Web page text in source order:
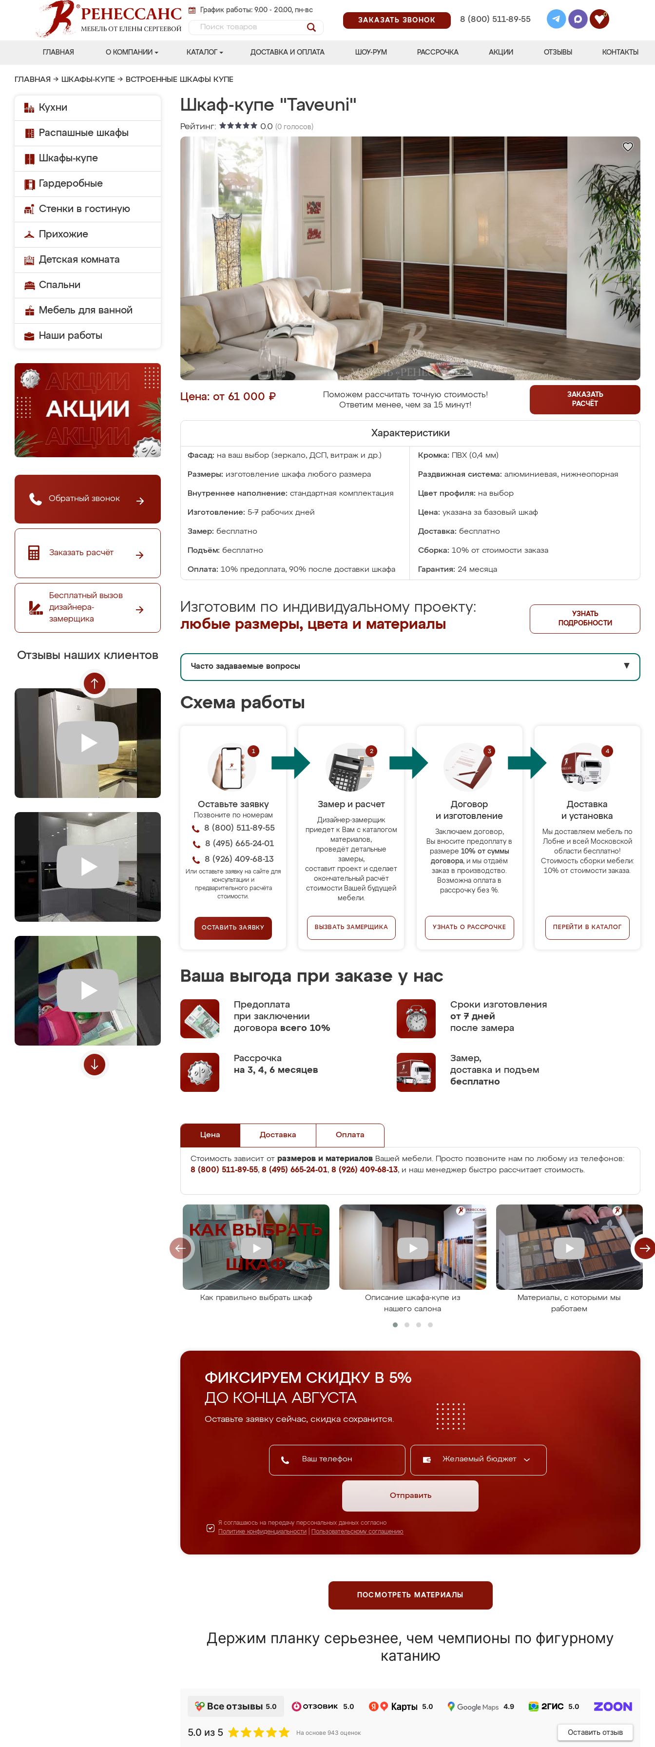
График работы: 9.00 - 20.00, пн-вс
ЗАКАЗАТЬ ЗВОНОК
8 (800) 511-89-55
0
ГЛАВНАЯ О КОМПАНИИ КАТАЛОГ ДОСТАВКА И ОПЛАТА ШОУ-РУМ РАССРОЧКА АКЦИИ ОТЗЫВЫ КОНТАКТЫ
ГЛАВНАЯ → ШКАФЫ-КУПЕ → ВСТРОЕННЫЕ ШКАФЫ КУПЕ
Кухни
Распашные шкафы
Шкафы-купе
Гардеробные
Стенки в гостиную
Прихожие
Детская комната
Спальни
Мебель для ванной
Наши работы
Обратный звонок
Заказать расчёт
Бесплатный вызов
дизайнера-
замерщика
Отзывы наших клиентов
Шкаф-купе "Taveuni"
Рейтинг: 0.0 (0 голосов)
Цена: от 61 000 ₽
Поможем рассчитать точную стоимость!
Ответим менее, чем за 15 минут!
ЗАКАЗАТЬ
РАСЧЁТ
Характеристики
Фасад: на ваш выбор (зеркало, ДСП, витраж и др.) Кромка: ПВХ (0,4 мм)
Размеры: изготовление шкафа любого размера Раздвижная система: алюминиевая, нижнеопорная
Внутреннее наполнение: стандартная комплектация Цвет профиля: на выбор
Изготовление: 5-7 рабочих дней Цена: указана за базовый шкаф
Замер: бесплатно Доставка: бесплатно
Подъём: бесплатно Сборка: 10% от стоимости заказа
Оплата: 10% предоплата, 90% после доставки шкафа Гарантия: 24 месяца
Изготовим по индивидуальному проекту:
любые размеры, цвета и материалы
УЗНАТЬ
ПОДРОБНОСТИ
Часто задаваемые вопросы ▼
Схема работы
Оставьте заявку
Позвоните по номерам
8 (800) 511-89-55
8 (495) 665-24-01
8 (926) 409-68-13
Или оставьте заявку на сайте для
консультации и
предварительного расчёта
стоимости.
ОСТАВИТЬ ЗАЯВКУ
Замер и расчет
Дизайнер-замерщик
приедет к Вам с каталогом
материалов,
проведёт детальные
замеры,
составит проект и сделает
окончательный расчёт
стоимости Вашей будущей
мебели.
ВЫЗВАТЬ ЗАМЕРЩИКА
Договор
и изготовление
Заключаем договор,
Вы вносите предоплату в
размере 10% от суммы
договора, и мы отдаём
заказ в производство.
Возможна оплата в
рассрочку без %.
УЗНАТЬ О РАССРОЧКЕ
Доставка
и установка
Мы доставляем мебель по
Лобне и всей Московской
области бесплатно!
Стоимость сборки мебели:
10% от стоимости заказа.
ПЕРЕЙТИ В КАТАЛОГ
Ваша выгода при заказе у нас
Предоплата
при заключении
договора всего 10%
Сроки изготовления
от 7 дней
после замера
Рассрочка
на 3, 4, 6 месяцев
Замер,
доставка и подъем
бесплатно
Цена Доставка Оплата
Стоимость зависит от размеров и материалов Вашей мебели. Просто позвоните нам по любому из телефонов:
8 (800) 511-89-55, 8 (495) 665-24-01, 8 (926) 409-68-13, и наш менеджер быстро рассчитает стоимость.
Как правильно выбрать шкаф
Описание шкафа-купе из
нашего салона
Материалы, с которыми мы
работаем
ФИКСИРУЕМ СКИДКУ В 5%
ДО КОНЦА АВГУСТА
Оставьте заявку сейчас, скидка сохранится.
Желаемый бюджет
Отправить
Я соглашаюсь на передачу персональных данных согласно
Политике конфиденциальности
Пользовательскому соглашению
ПОСМОТРЕТЬ МАТЕРИАЛЫ
Держим планку серьезнее, чем чемпионы по фигурному
катанию
Все отзывы 5.0 5.0 5.0 4.9 5.0
5.0 из 5 На основе 943 оценок Оставить отзыв